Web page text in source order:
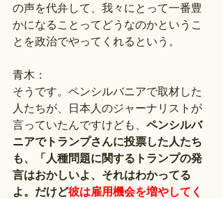
の声を代弁して、我々にとって一番豊
かになることってどうなのかというこ
とを政治でやってくれるという。
青木：
そうです。ペンシルバニアで取材した
人たちが、日本人のジャーナリストが
言っていたんですけども、 ペンシルバ
ニアでトランプさんに投票した人たち
も、「人種問題に関するトランプの発
言はおかしいよ、それはわかってる
よ。だけど彼は雇用機会を増やしてく